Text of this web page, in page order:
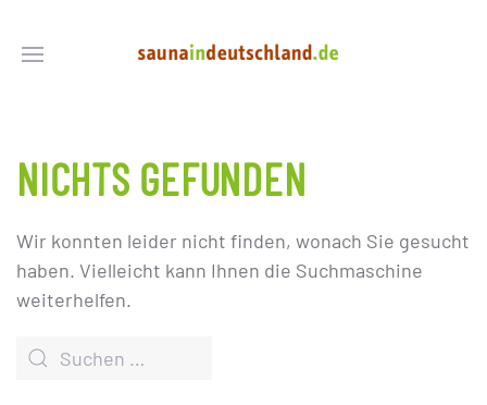
NICHTS GEFUNDEN
Wir konnten leider nicht finden, wonach Sie gesucht
haben. Vielleicht kann Ihnen die Suchmaschine
weiterhelfen.